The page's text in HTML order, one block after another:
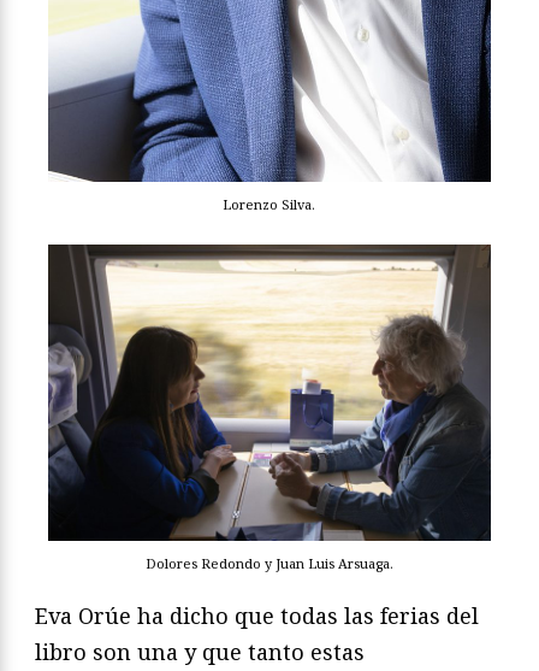
Lorenzo Silva.
Dolores Redondo y Juan Luis Arsuaga.
Eva Orúe ha dicho que todas las ferias del
libro son una y que tanto estas